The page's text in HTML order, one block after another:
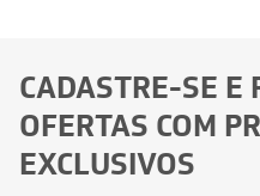
CADASTRE-SE E
OFERTAS COM
EXCLUSIVOS